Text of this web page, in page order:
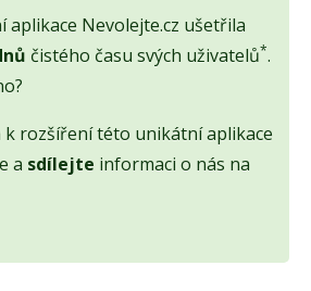
aplikace Nevolejte.cz ušetřila
čistého času svých uživatelů*.
rozšíření této unikátní aplikace
a sdílejte informaci o nás na